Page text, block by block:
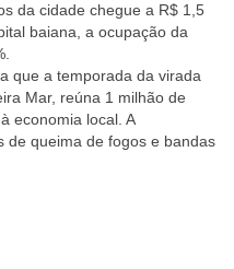
da cidade chegue a R$ 1,5
baiana, a ocupação da
que a temporada da virada
Mar, reúna 1 milhão de
economia local. A
de queima de fogos e bandas